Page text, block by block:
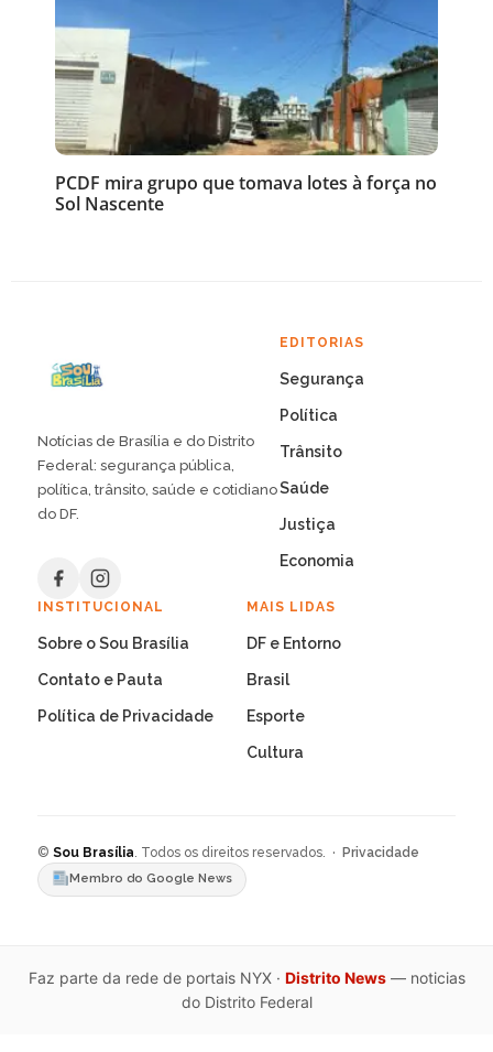
PCDF mira grupo que tomava lotes à força no
Sol Nascente
Notícias de Brasília e do Distrito
Federal: segurança pública,
política, trânsito, saúde e cotidiano
do DF.
EDITORIAS
Segurança
Política
Trânsito
Saúde
Justiça
Economia
INSTITUCIONAL
Sobre o Sou Brasília
Contato e Pauta
Política de Privacidade
MAIS LIDAS
DF e Entorno
Brasil
Esporte
Cultura
© Sou Brasília . Todos os direitos reservados. · Privacidade
Membro do Google News
Faz parte da rede de portais NYX · Distrito News— noticias
do Distrito Federal